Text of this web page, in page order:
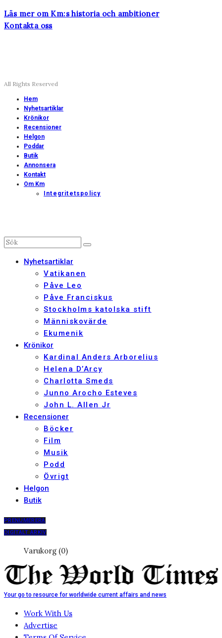
Läs mer om Km:s historia och ambitioner
Kontakta oss
All Rights Reserved
Hem
Nyhetsartiklar
Krönikor
Recensioner
Helgon
Poddar
Butik
Annonsera
Kontakt
Om Km
Integritetspolicy
Nyhetsartiklar
Vatikanen
Påve Leo
Påve Franciskus
Stockholms katolska stift
Människovärde
Ekumenik
Krönikor
Kardinal Anders Arborelius
Helena D’Arcy
Charlotta Smeds
Junno Arocho Esteves
John L. Allen Jr
Recensioner
Böcker
Film
Musik
Podd
Övrigt
Helgon
Butik
PRENUMERERA
DIGITALT ARKIV
Varukorg (0)
Your go to resource for worldwide current affairs and news
Work With Us
Advertise